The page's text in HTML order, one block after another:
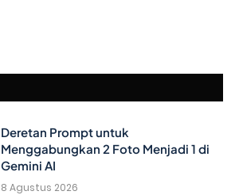
Deretan Prompt untuk
Menggabungkan 2 Foto Menjadi 1 di
Gemini AI
8 Agustus 2026